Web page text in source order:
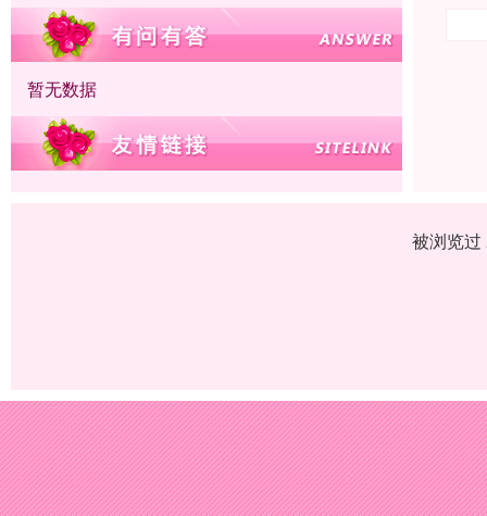
暂无数据
被浏览